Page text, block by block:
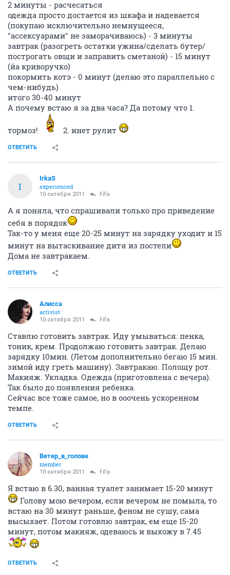
2 минуты - расчесаться
одежда просто достается из шкафа и надевается
(покупаю исключительно немнущееся,
"ассексуарами" не заморачиваюсь) - 3 минуты
завтрак (разогреть остатки ужина/сделать бутер/
построгать овщи и заправить сметаной) - 15 минут
(йа криворучко)
покормить котэ - 0 минут (делаю это параллельно с
чем-нибудь)
итого 30-40 минут
А почему встаю я за два часа? Да потому что 1.
тормоз! 2. инет рулит
ОТВЕТИТЬ
I
IrkaS
experienced
10 октября 2011 Fifa
А я поняла, что спрашивали только про приведение
себя в порядок
Так-то у меня еще 20-25 минут на зарядку уходит и 15
минут на вытаскивание дитя из постели
Дома не завтракаем.
ОТВЕТИТЬ
Алисса
activist
10 октября 2011 Fifa
Ставлю готовить завтрак. Иду умываться: пенка,
тоник, крем. Продолжаю готовить завтрак. Делаю
зарядку 10мин. (Летом дополнительно бегаю 15 мин.
зимой иду греть машину). Завтракаю. Полощу рот.
Макияж. Укладка. Одежда (приготовлена с вечера).
Так было до появления ребенка.
Сейчас все тоже самое, но в ооочень ускоренном
темпе.
ОТВЕТИТЬ
Ветер_в_голове
member
10 октября 2011 Fifa
Я встаю в 6.30, ванная туалет занимает 15-20 минут
Голову мою вечером, если вечером не помыла, то
встаю на 30 минут раньше, феном не сушу, сама
высыхает. Потом готовлю завтрак, ем еще 15-20
минут, потом макияж, одеваюсь и выхожу в 7.45
ОТВЕТИТЬ